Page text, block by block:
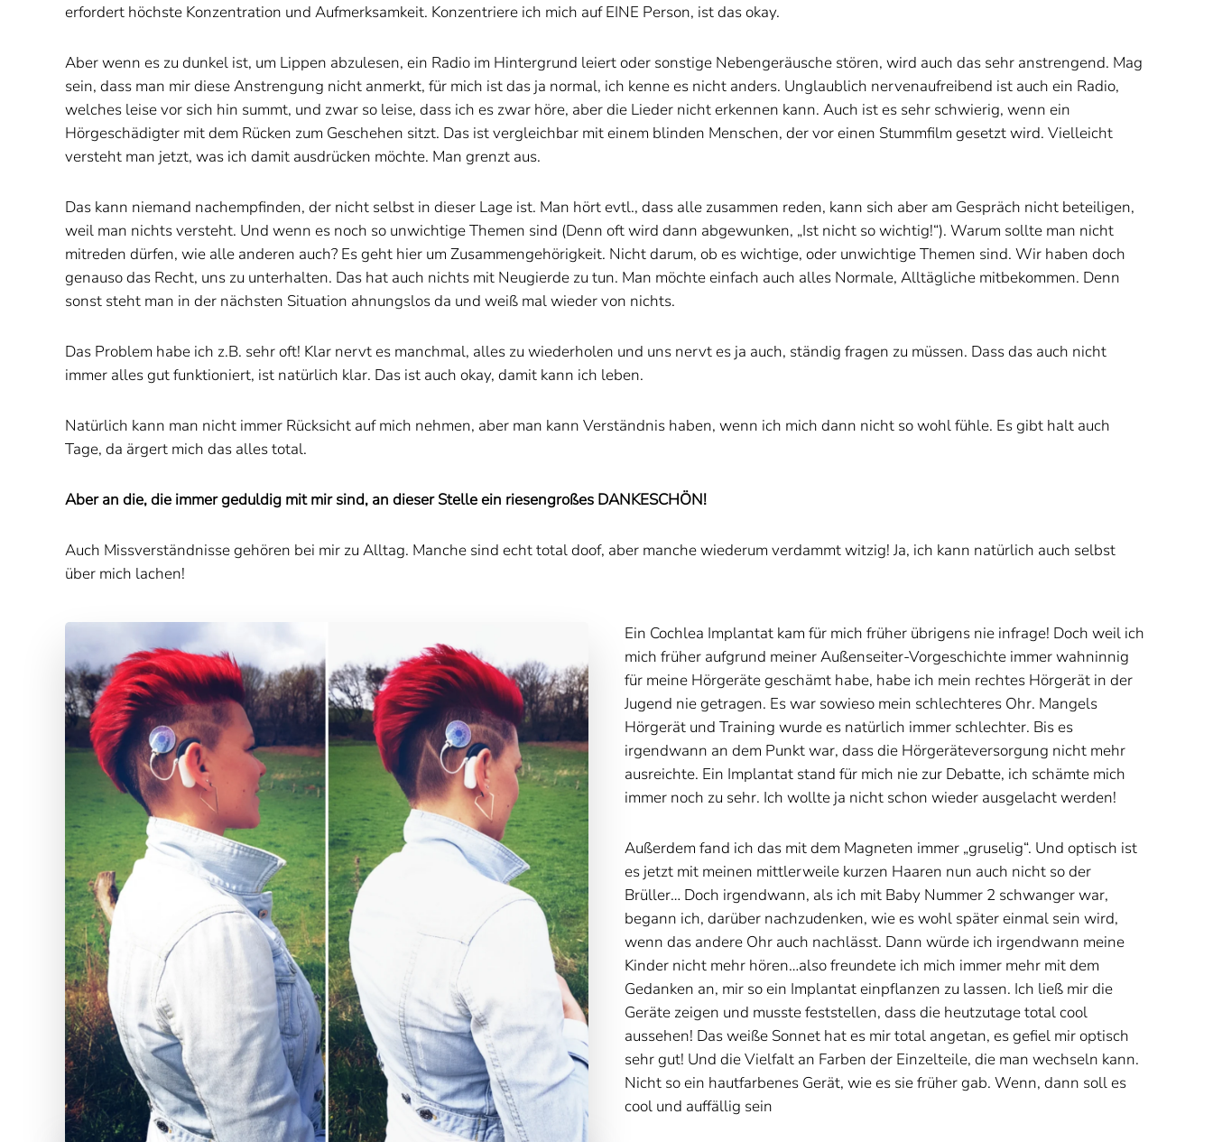
erfordert höchste Konzentration und Aufmerksamkeit. Konzentriere ich mich auf EINE Person, ist das okay.
Aber wenn es zu dunkel ist, um Lippen abzulesen, ein Radio im Hintergrund leiert oder sonstige Nebengeräusche stören, wird auch das sehr anstrengend. Mag
sein, dass man mir diese Anstrengung nicht anmerkt, für mich ist das ja normal, ich kenne es nicht anders. Unglaublich nervenaufreibend ist auch ein Radio,
welches leise vor sich hin summt, und zwar so leise, dass ich es zwar höre, aber die Lieder nicht erkennen kann. Auch ist es sehr schwierig, wenn ein
Hörgeschädigter mit dem Rücken zum Geschehen sitzt. Das ist vergleichbar mit einem blinden Menschen, der vor einen Stummfilm gesetzt wird. Vielleicht
versteht man jetzt, was ich damit ausdrücken möchte. Man grenzt aus.
Das kann niemand nachempfinden, der nicht selbst in dieser Lage ist. Man hört evtl., dass alle zusammen reden, kann sich aber am Gespräch nicht beteiligen,
weil man nichts versteht. Und wenn es noch so unwichtige Themen sind (Denn oft wird dann abgewunken, „Ist nicht so wichtig!“). Warum sollte man nicht
mitreden dürfen, wie alle anderen auch? Es geht hier um Zusammengehörigkeit. Nicht darum, ob es wichtige, oder unwichtige Themen sind. Wir haben doch
genauso das Recht, uns zu unterhalten. Das hat auch nichts mit Neugierde zu tun. Man möchte einfach auch alles Normale, Alltägliche mitbekommen. Denn
sonst steht man in der nächsten Situation ahnungslos da und weiß mal wieder von nichts.
Das Problem habe ich z.B. sehr oft! Klar nervt es manchmal, alles zu wiederholen und uns nervt es ja auch, ständig fragen zu müssen. Dass das auch nicht
immer alles gut funktioniert, ist natürlich klar. Das ist auch okay, damit kann ich leben.
Natürlich kann man nicht immer Rücksicht auf mich nehmen, aber man kann Verständnis haben, wenn ich mich dann nicht so wohl fühle. Es gibt halt auch
Tage, da ärgert mich das alles total.
Aber an die, die immer geduldig mit mir sind, an dieser Stelle ein riesengroßes DANKESCHÖN!
Auch Missverständnisse gehören bei mir zu Alltag. Manche sind echt total doof, aber manche wiederum verdammt witzig! Ja, ich kann natürlich auch selbst
über mich lachen!
Ein Cochlea Implantat kam für mich früher übrigens nie infrage! Doch weil ich
mich früher aufgrund meiner Außenseiter-Vorgeschichte immer wahninnig
für meine Hörgeräte geschämt habe, habe ich mein rechtes Hörgerät in der
Jugend nie getragen. Es war sowieso mein schlechteres Ohr. Mangels
Hörgerät und Training wurde es natürlich immer schlechter. Bis es
irgendwann an dem Punkt war, dass die Hörgeräteversorgung nicht mehr
ausreichte. Ein Implantat stand für mich nie zur Debatte, ich schämte mich
immer noch zu sehr. Ich wollte ja nicht schon wieder ausgelacht werden!
Außerdem fand ich das mit dem Magneten immer „gruselig“. Und optisch ist
es jetzt mit meinen mittlerweile kurzen Haaren nun auch nicht so der
Brüller… Doch irgendwann, als ich mit Baby Nummer 2 schwanger war,
begann ich, darüber nachzudenken, wie es wohl später einmal sein wird,
wenn das andere Ohr auch nachlässt. Dann würde ich irgendwann meine
Kinder nicht mehr hören…also freundete ich mich immer mehr mit dem
Gedanken an, mir so ein Implantat einpflanzen zu lassen. Ich ließ mir die
Geräte zeigen und musste feststellen, dass die heutzutage total cool
aussehen! Das weiße Sonnet hat es mir total angetan, es gefiel mir optisch
sehr gut! Und die Vielfalt an Farben der Einzelteile, die man wechseln kann.
Nicht so ein hautfarbenes Gerät, wie es sie früher gab. Wenn, dann soll es
cool und auffällig sein